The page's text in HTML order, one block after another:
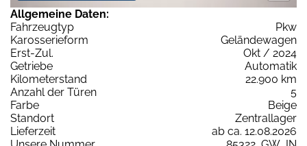
Allgemeine Daten:
Fahrzeugtyp
Pkw
Karosserieform
Geländewagen
Erst-Zul.
Okt / 2024
Getriebe
Automatik
Kilometerstand
22.900 km
Anzahl der Türen
5
Farbe
Beige
Standort
Zentrallager
Lieferzeit
ab ca. 12.08.2026